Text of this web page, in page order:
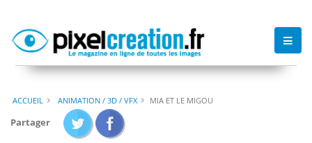
ACCUEIL ANIMATION / 3D / VFX MIA ET LE MIGOU
Partager